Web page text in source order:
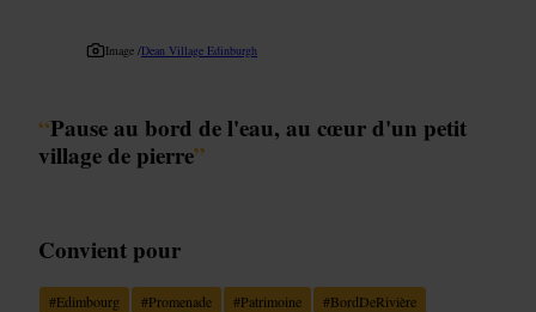
Image /Dean Village Edinburgh
“Pause au bord de l'eau, au cœur d'un petit
village de pierre”
Convient pour
#Edimbourg #Promenade #Patrimoine #BordDeRivière